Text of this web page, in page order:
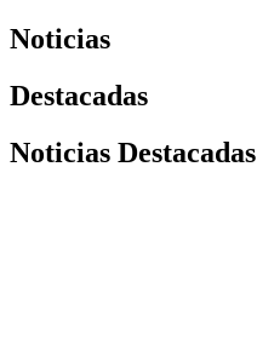
Noticias
Destacadas
Noticias Destacadas